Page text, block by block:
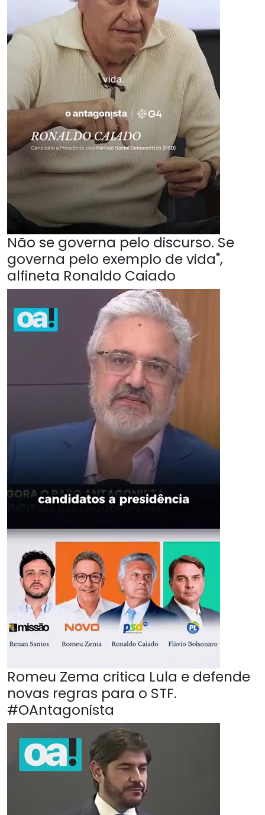
Não se governa pelo discurso. Se
governa pelo exemplo de vida",
alfineta Ronaldo Caiado
Romeu Zema critica Lula e defende
novas regras para o STF.
#OAntagonista